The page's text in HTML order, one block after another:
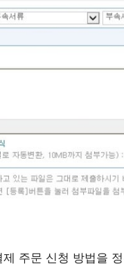
주문 신청 방법을